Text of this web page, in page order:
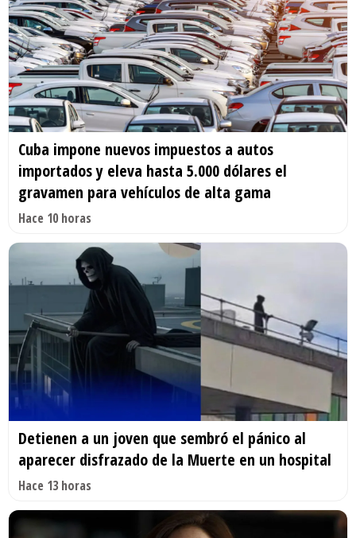
Cuba impone nuevos impuestos a autos
importados y eleva hasta 5.000 dólares el
gravamen para vehículos de alta gama
Hace 10 horas
Detienen a un joven que sembró el pánico al
aparecer disfrazado de la Muerte en un hospital
Hace 13 horas